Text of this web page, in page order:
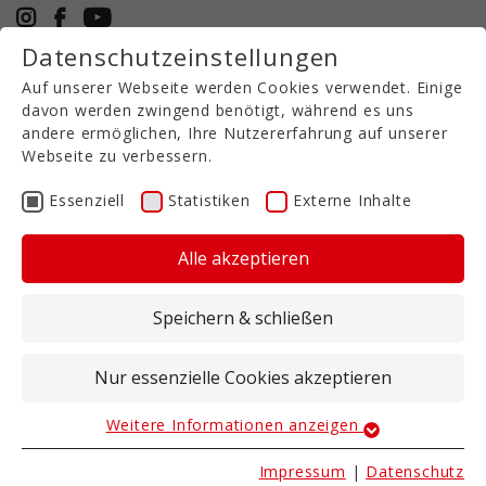
+49 5971 94632-0
DE
FZG MIT
VERSCHLAUCHUNGSARM
Eine günstige Alternative, um Gülle tiefer
Federzinkengrubber (FZG) mit
In Kombination mit einer Verschlauchung ist
dieses Gespann sehr leicht und bodenschonend🌱.
Datenschutzeinstellungen
Auf unserer Webseite werden Cookies verwendet. Einige
davon werden zwingend benötigt, während es uns
andere ermöglichen, Ihre Nutzererfahrung auf unserer
Webseite zu verbessern.
Essenziell Statistiken Externe Inhalte
Alle akzeptieren
Speichern & schließen
Nur essenzielle Cookies akzeptieren
Essenziell
Essenzielle Cookies werden für grundlegende
Weitere Informationen anzeigen
Impressum | Datenschutz